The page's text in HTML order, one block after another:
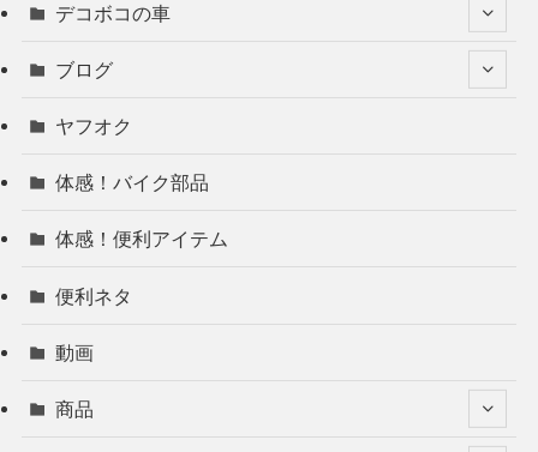
デコボコの車
ブログ
ヤフオク
体感！バイク部品
体感！便利アイテム
便利ネタ
動画
商品